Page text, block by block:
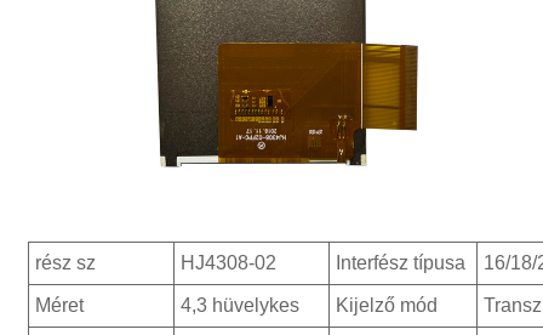
rész sz HJ4308-02 Interfész típusa 16/18/
Méret 4,3 hüvelykes Kijelző mód